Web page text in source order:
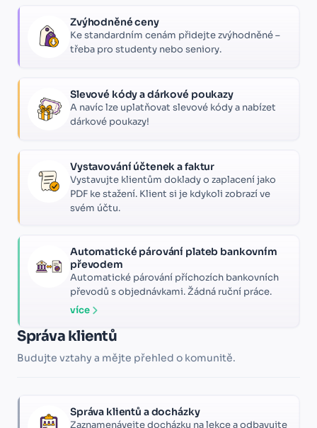
Zvýhodněné ceny
Ke standardním cenám přidejte zvýhodněné –
třeba pro studenty nebo seniory.
Slevové kódy a dárkové poukazy
A navíc lze uplatňovat slevové kódy a nabízet
dárkové poukazy!
Vystavování účtenek a faktur
Vystavujte klientům doklady o zaplacení jako
PDF ke stažení. Klient si je kdykoli zobrazí ve
svém účtu.
Automatické párování plateb bankovním
převodem
Automatické párování příchozích bankovních
převodů s objednávkami. Žádná ruční práce.
více
Správa klientů
Budujte vztahy a mějte přehled o komunitě.
Správa klientů a docházky
Zaznamenávejte docházku na lekce a odbavujte